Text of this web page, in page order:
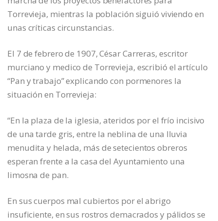
Torrevieja, mientras la población siguió viviendo en
unas críticas circunstancias.
El 7 de febrero de 1907, César Carreras, escritor
murciano y medico de Torrevieja, escribió el artículo
“Pan y trabajo” explicando con pormenores la
situación en Torrevieja:
“En la plaza de la iglesia, ateridos por el frío incisivo
de una tarde gris, entre la neblina de una lluvia
menudita y helada, más de setecientos obreros
esperan frente a la casa del Ayuntamiento una
limosna de pan.
En sus cuerpos mal cubiertos por el abrigo
insuficiente, en sus rostros demacrados y pálidos se